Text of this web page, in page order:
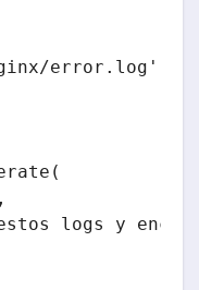
error.log',
logs y